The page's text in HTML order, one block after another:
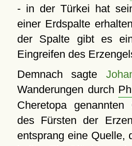
- in der Türkei hat
einer Erdspalte
der Spalte gibt es
Eingreifen des
Demnach sagte
Wanderungen durch
Cheretopa
des Fürsten der
entsprang eine Quelle,